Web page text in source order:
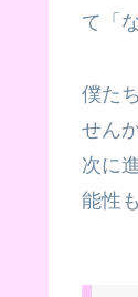
て「
僕た
せん
次に
能性